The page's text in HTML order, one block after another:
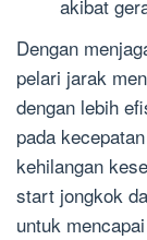
akibat
Dengan
pelari jarak
dengan lebih
pada
kehilangan
start jongkok
untuk